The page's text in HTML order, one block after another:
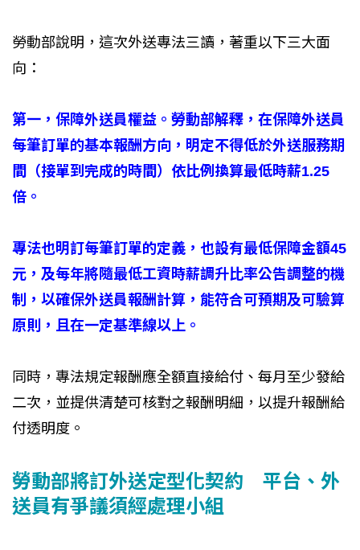
勞動部說明，這次外送專法三讀，著重以下三大面
向：
第一，保障外送員權益。勞動部解釋，在保障外送員
每筆訂單的基本報酬方向，明定不得低於外送服務期
間（接單到完成的時間）依比例換算最低時薪1.25
倍。
專法也明訂每筆訂單的定義，也設有最低保障金額45
元，及每年將隨最低工資時薪調升比率公告調整的機
制，以確保外送員報酬計算，能符合可預期及可驗算
原則，且在一定基準線以上。
同時，專法規定報酬應全額直接給付、每月至少發給
二次，並提供清楚可核對之報酬明細，以提升報酬給
付透明度。
勞動部將訂外送定型化契約 平台、外
送員有爭議須經處理小組